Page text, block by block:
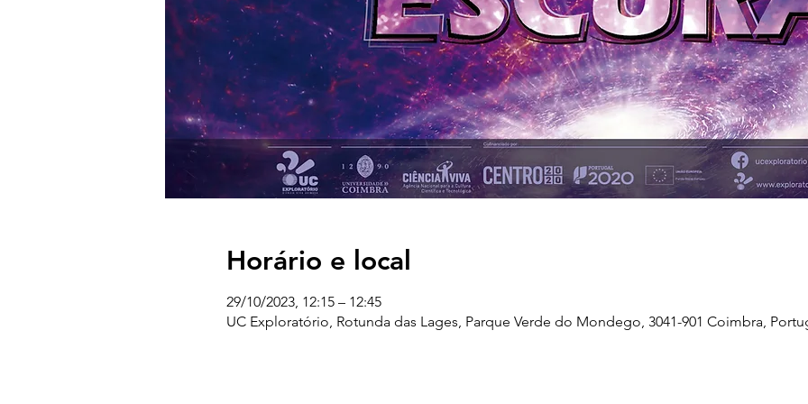
Horário e local
29/10/2023, 12:15 – 12:45
UC Exploratório, Rotunda das Lages, Parque Verde do Mondego, 3041-901 Coimbra,